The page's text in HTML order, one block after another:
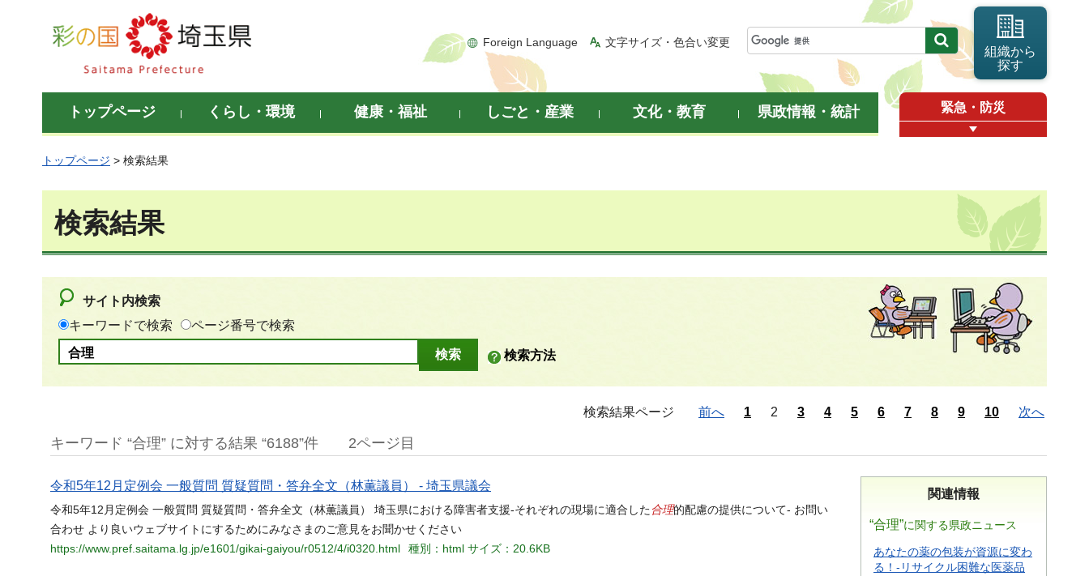
彩の国 埼玉県
Foreign Language 文字サイズ・色合い変更
組織から
探す
トップページ くらし・環境 健康・福祉 しごと・産業 文化・教育 県政情報・統計 緊急・防災
トップページ > 検索結果
検索結果
サイト内検索
キーワードで検索
ページ番号で検索
検索方法
検索結果ページ 前へ 1 2 3 4 5 6 7 8 9 10 次へ
キーワード “合理” に対する結果 “6188”件 2ページ目
関連情報
“合理”に関する県政ニュース
あなたの薬の包装が資源に変わ
る！-リサイクル困難な医薬品
令和5年12月定例会 一般質問 質疑質問・答弁全文（林薫議員） - 埼玉県議会
令和5年12月定例会 一般質問 質疑質問・答弁全文（林薫議員） 埼玉県における障害者支援-それぞれの現場に適合した合理的配慮の提供について- お問い
合わせ より良いウェブサイトにするためにみなさまのご意見をお聞かせください
https://www.pref.saitama.lg.jp/e1601/gikai-gaiyou/r0512/4/i0320.html
種別：html サイズ：20.6KB